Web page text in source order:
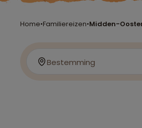
Home•Familiereizen•Midden-
Bestemming